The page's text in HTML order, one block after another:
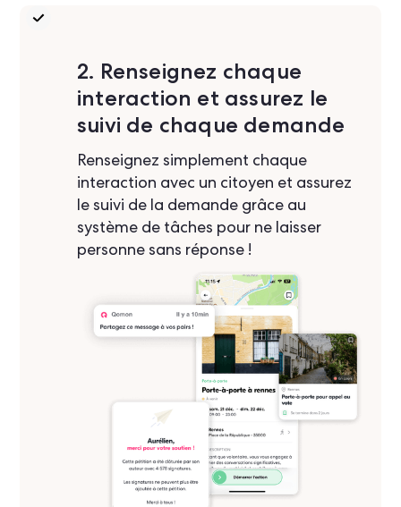
2. Renseignez chaque
interaction et assurez le
suivi de chaque demande
Renseignez simplement chaque
interaction avec un citoyen et assurez
le suivi de la demande grâce au
système de tâches pour ne laisser
personne sans réponse !